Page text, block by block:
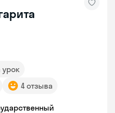
урок
4 отзыва